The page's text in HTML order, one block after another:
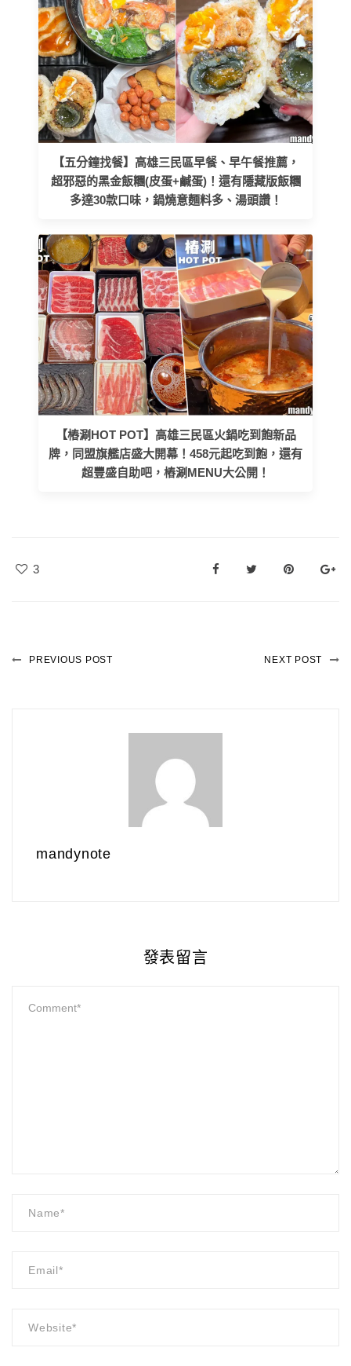
【五分鐘找餐】高雄三民區早餐、早午餐推薦，
超邪惡的黑金飯糰(皮蛋+鹹蛋)！還有隱藏版飯糰
多達30款口味，鍋燒意麵料多、湯頭讚！
【樁涮HOT POT】高雄三民區火鍋吃到飽新品
牌，同盟旗艦店盛大開幕！458元起吃到飽，還有
超豐盛自助吧，樁涮MENU大公開！
3
PREVIOUS POST NEXT POST
mandynote
發表留言